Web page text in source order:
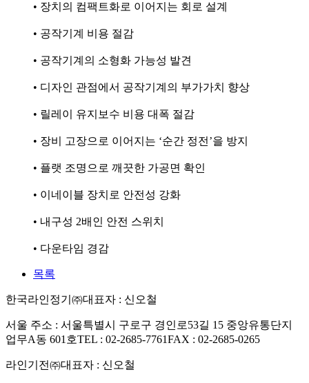
• 장치의 컴팩트화로 이어지는 회로 설계
• 공작기계 비용 절감
• 공작기계의 소형화 가능성 발견
• 디자인 관점에서 공작기계의 부가가치 향상
• 릴레이 유지보수 비용 대폭 절감
• 장비 고장으로 이어지는 ‘순간 정전’을 방지
• 플랫 조명으로 깨끗한 가공면 확인
• 이네이블 장치로 안전성 강화
• 내구성 2배인 안전 스위치
• 다운타임 경감
목록
한국라인정기㈜대표자 : 신오철
서울 주소 : 서울특별시 구로구 경인로53길 15 중앙유통단지
업무A동 601호TEL : 02-2685-7761FAX : 02-2685-0265
라인기전㈜대표자 : 신오철